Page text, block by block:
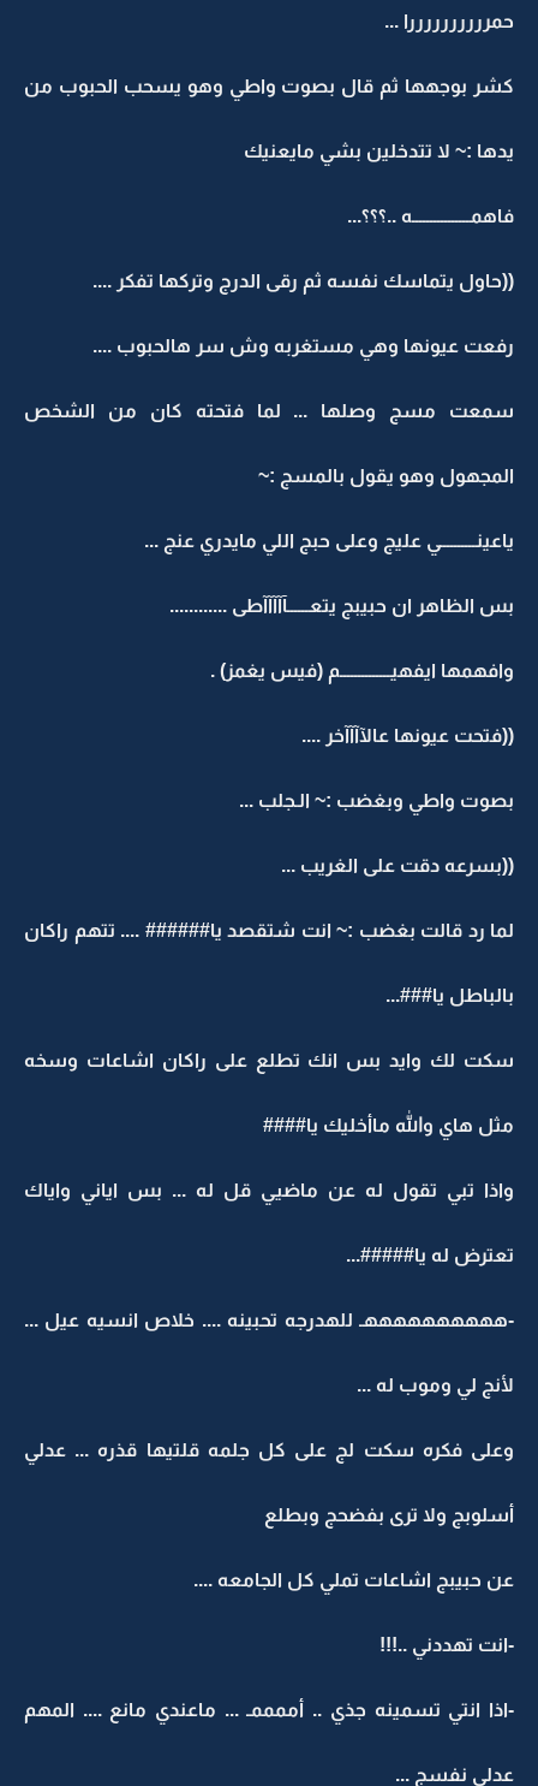
حمررررررررررا ...
كشر بوجهها ثم قال بصوت واطي وهو يسحب الحبوب من
يدها :~ لا تتدخلين بشي مايعنيك
فاهمــــــــــــــــه ..؟؟؟...
((حاول يتماسك نفسه ثم رقى الدرج وتركها تفكر ....
رفعت عيونها وهي مستغربه وش سر هالحبوب ....
سمعت مسج وصلها ... لما فتحته كان من الشخص
المجهول وهو يقول بالمسج :~
ياعينــــــــــي عليج وعلى حبج اللي مايدري عنج ...
بس الظاهر ان حبيبج يتعــــــآآآآآطى ............
وافهمها ايفهيــــــــــــــم (فيس يغمز) .
((فتحت عيونها عالآآآآخر ....
بصوت واطي وبغضب :~ الـجلب ...
((بسرعه دقت على الغريب ...
لما رد قالت بغضب :~ انت شتقصد يا###### .... تتهم راكان
بالباطل يا###...
سكت لك وايد بس انك تطلع على راكان اشاعات وسخه
مثل هاي والله ماأخليك يا####
واذا تبي تقول له عن ماضيي قل له ... بس اياني واياك
تعترض له يا#####...
-ههههههههههـ للهدرجه تحبينه .... خلاص انسيه عيل ...
لأنج لي وموب له ...
وعلى فكره سكت لج على كل جلمه قلتيها قذره ... عدلي
أسلوبج ولا ترى بفضحج وبطلع
عن حبيبج اشاعات تملي كل الجامعه ....
-انت تهددني ..!!!
-اذا انتي تسمينه جذي .. أممممـ ... ماعندي مانع .... المهم
عدلي نفسج ...